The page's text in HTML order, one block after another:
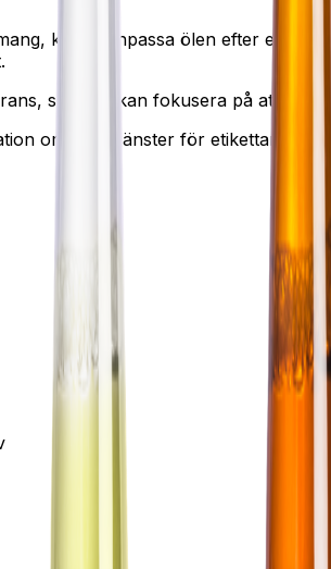
kan ni anpassa ölen efter era
så att ni kan fokusera på att
om våra tjänster för